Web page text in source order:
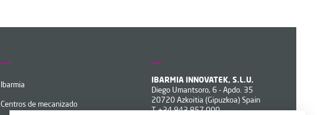
Ibarmia
Centros de mecanizado
IBARMIA INNOVATEK, S.L.U.
Diego Umantsoro, 6 - Apdo. 35
20720 Azkoitia (Gipuzkoa) Spain
T+34 943 857 000